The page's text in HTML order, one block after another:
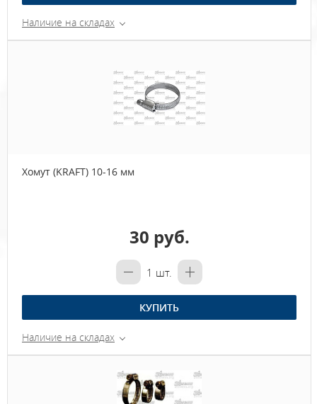
Наличие на складах
Хомут (KRAFT) 10-16 мм
30 руб.
1 шт.
КУПИТЬ
Наличие на складах